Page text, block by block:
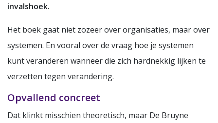
invalshoek.
Het boek gaat niet zozeer over organisaties, maar over
systemen. En vooral over de vraag hoe je systemen
kunt veranderen wanneer die zich hardnekkig lijken te
verzetten tegen verandering.
Opvallend concreet
Dat klinkt misschien theoretisch, maar De Bruyne